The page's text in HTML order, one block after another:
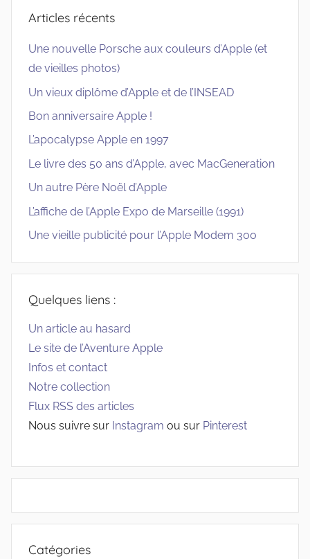
Articles récents
Une nouvelle Porsche aux couleurs d’Apple (et
de vieilles photos)
Un vieux diplôme d’Apple et de l’INSEAD
Bon anniversaire Apple !
L’apocalypse Apple en 1997
Le livre des 50 ans d’Apple, avec MacGeneration
Un autre Père Noël d’Apple
L’affiche de l’Apple Expo de Marseille (1991)
Une vieille publicité pour l’Apple Modem 300
Quelques liens :
Un article au hasard
Le site de l’Aventure Apple
Infos et contact
Notre collection
Flux RSS des articles
Nous suivre sur Instagram ou sur Pinterest
Catégories